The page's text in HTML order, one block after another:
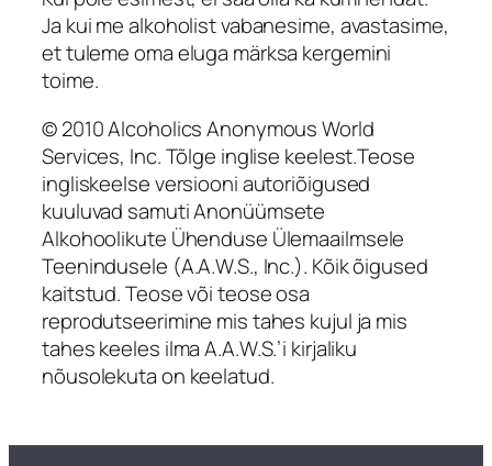
Ja kui me alkoholist vabanesime, avastasime,
et tuleme oma eluga märksa kergemini
toime.
© 2010 Alcoholics Anonymous World
Services, Inc. Tõlge inglise keelest.Teose
ingliskeelse versiooni autoriõigused
kuuluvad samuti Anonüümsete
Alkohoolikute Ühenduse Ülemaailmsele
Teenindusele (A.A.W.S., Inc.). Kõik õigused
kaitstud. Teose või teose osa
reprodutseerimine mis tahes kujul ja mis
tahes keeles ilma A.A.W.S.’i kirjaliku
nõusolekuta on keelatud.